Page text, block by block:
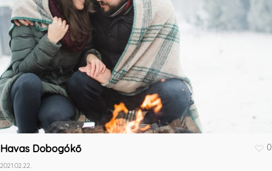
Havas Dobogókő
2021.02.22.
0